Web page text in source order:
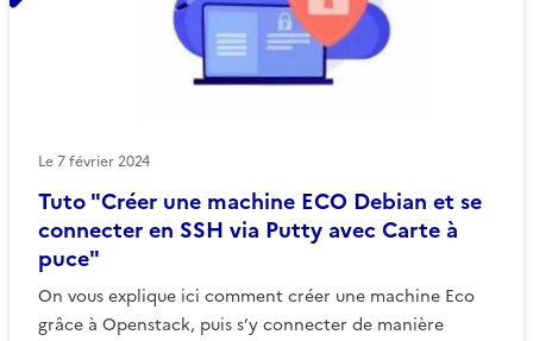
Tuto "Créer une machine ECO Debian et se
connecter en SSH via Putty avec Carte à
puce"
On vous explique ici comment créer une machine Eco
grâce à Openstack, puis s’y connecter de manière
Le7 février 2024